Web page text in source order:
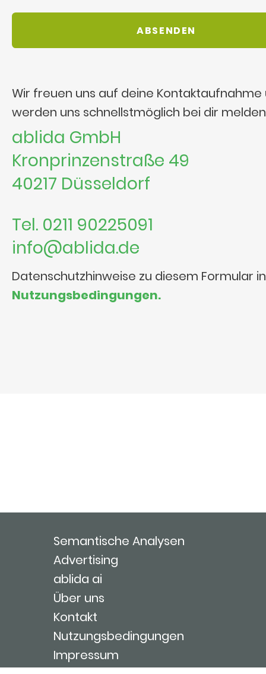
Wir freuen uns auf deine Kontaktaufnahme
werden uns schnellstmöglich bei dir
ablida GmbH
Kronprinzenstraße 49
40217 Düsseldorf
Tel. 0211 90225091
info@ablida.de
Datenschutzhinweise zu diesem Formular
Nutzungsbedingungen.
Semantische Analysen
Advertising
ablida ai
Über uns
Kontakt
Nutzungsbedingungen
Impressum